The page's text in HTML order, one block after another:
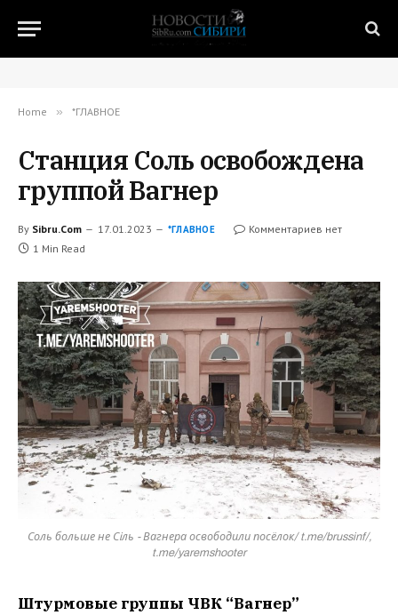
Home » *ГЛАВНОЕ
Станция Соль освобождена
группой Вагнер
By Sibru.Com 17.01.2023 *ГЛАВНОЕ
Комментариев нет
1 Min Read
Соль больше не Сiль - Вагнера освободили посёлок/ t.me/brussinf/,
t.me/yaremshooter
Штурмовые группы ЧВК “Вагнер”